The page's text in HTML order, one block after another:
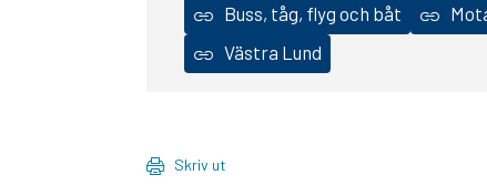
Buss, tåg, flyg och båt
Västra Lund
Skriv ut